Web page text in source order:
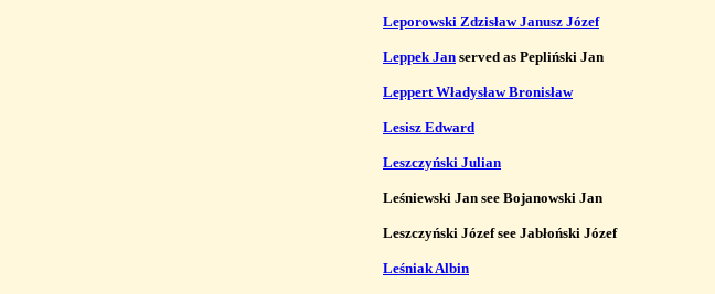
Leporowski Zdzisław Janusz Józef
Leppek Jan served as Pepliński Jan
Leppert Władysław Bronisław
Lesisz Edward
Leszczyński Julian
Leśniewski Jan see Bojanowski Jan
Leszczyński Józef see Jabłoński Józef
Leśniak Albin